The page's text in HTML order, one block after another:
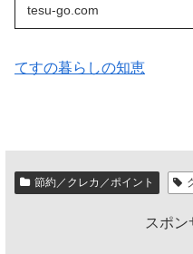
tesu-go.com
てすの暮らしの知恵
節約／クレカ／ポイント
スポン